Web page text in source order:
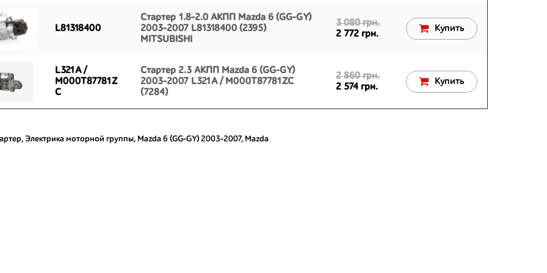
L81318400
Стартер 1.8-2.0 АКПП Mazda 6 (GG-GY)
2003-2007 L81318400 (2395)
MITSUBISHI
3 080 грн.
2 772 грн.
Купить
L321A /
M000T87781Z
C
Стартер 2.3 АКПП Mazda 6 (GG-GY)
2003-2007 L321A / M000T87781ZC
(7284)
2 860 грн.
2 574 грн.
Купить
, Электрика моторной группы, Mazda 6 (GG-GY) 2003-2007, Mazda